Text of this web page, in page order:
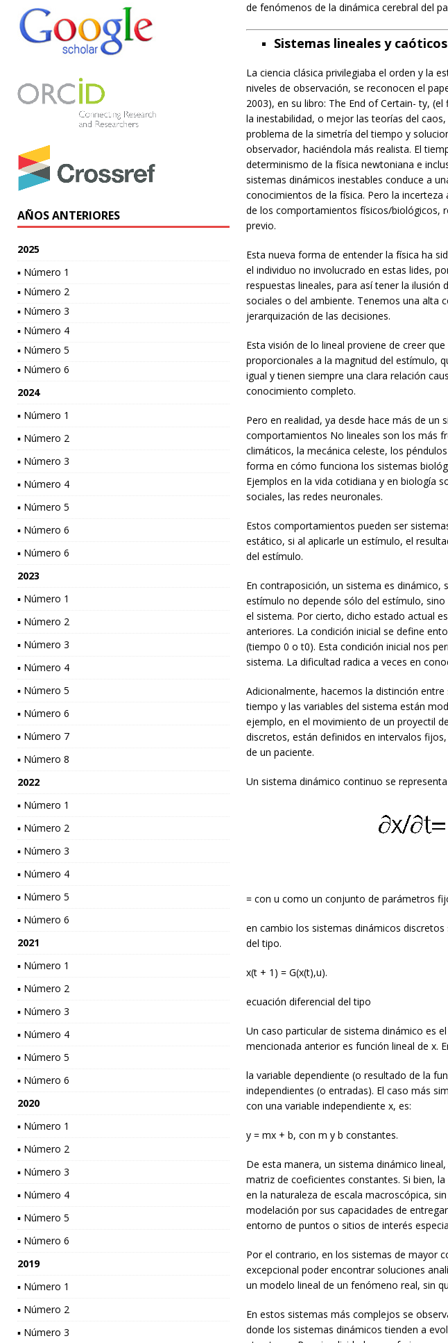
de fenómenos de la dinámica cerebral del
Sistemas lineales y caóticos
La ciencia clásica privilegiaba el orden y la
niveles de observación, se reconocen el
2003), en su libro: The End of Certain- ty,
la inestabilidad, o mejor las teorías del
problema de la simetría del tiempo y
observador, haciéndola más realista. El
determinismo de la física newtoniana e
sistemas dinámicos inestables conduce a
conocimientos de la física. Pero la
de los comportamientos físicos/biológicos,
previo.
Esta nueva forma de entender la física ha
el individuo no involucrado en estas lides,
respuestas lineales, para así tener la
sociales o del ambiente. Tenemos una alta
jerarquización de las decisiones.
Esta visión de lo lineal proviene de creer
proporcionales a la magnitud del estímulo,
igual y tienen siempre una clara relación
conocimiento completo.
Pero en realidad, ya desde hace más de un
comportamientos No lineales son los más
climáticos, la mecánica celeste, los
forma en cómo funciona los sistemas
Ejemplos en la vida cotidiana y en biología
sociales, las redes neuronales.
Estos comportamientos pueden ser
estático, si al aplicarle un estímulo, el
del estímulo.
En contraposición, un sistema es dinámico,
estímulo no depende sólo del estímulo,
el sistema. Por cierto, dicho estado actual
anteriores. La condición inicial se define
(tiempo 0 o t0). Esta condición inicial nos
sistema. La dificultad radica a veces en
Adicionalmente, hacemos la distinción
tiempo y las variables del sistema están
ejemplo, en el movimiento de un proyectil
discretos, están definidos en intervalos
de un paciente.
Un sistema dinámico continuo se
= con u como un conjunto de parámetros
en cambio los sistemas dinámicos
del tipo.
x(t + 1) = G(x(t),u).
ecuación diferencial del tipo
Un caso particular de sistema dinámico es
mencionada anterior es función lineal de x.
la variable dependiente (o resultado de la
independientes (o entradas). El caso más
con una variable independiente x, es:
y = mx + b, con m y b constantes.
De esta manera, un sistema dinámico
matriz de coeficientes constantes. Si bien,
en la naturaleza de escala macroscópica,
modelación por sus capacidades de
entorno de puntos o sitios de interés
Por el contrario, en los sistemas de mayor
excepcional poder encontrar soluciones
un modelo lineal de un fenómeno real, sin
En estos sistemas más complejos se
donde los sistemas dinámicos tienden a
AÑOS ANTERIORES
2025
▪ Número 1
▪ Número 2
▪ Número 3
▪ Número 4
▪ Número 5
▪ Número 6
2024
▪ Número 1
▪ Número 2
▪ Número 3
▪ Número 4
▪ Número 5
▪ Número 6
▪ Número 6
2023
▪ Número 1
▪ Número 2
▪ Número 3
▪ Número 4
▪ Número 5
▪ Número 6
▪ Número 7
▪ Número 8
2022
▪ Número 1
▪ Número 2
▪ Número 3
▪ Número 4
▪ Número 5
▪ Número 6
2021
▪ Número 1
▪ Número 2
▪ Número 3
▪ Número 4
▪ Número 5
▪ Número 6
2020
▪ Número 1
▪ Número 2
▪ Número 3
▪ Número 4
▪ Número 5
▪ Número 6
2019
▪ Número 1
▪ Número 2
▪ Número 3